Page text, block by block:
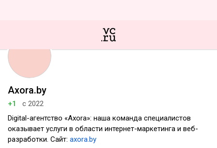
Axora.by
+1
с 2022
Digital-агентство «Axora»: наша команда специалистов
оказывает услуги в области интернет-маркетинга и веб-
разработки. Сайт: axora.by